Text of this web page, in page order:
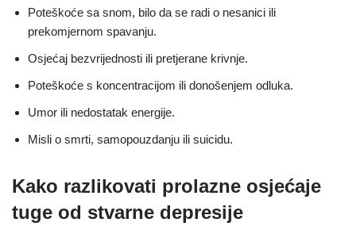
Poteškoće sa snom, bilo da se radi o nesanici ili
prekomjernom spavanju.
Osjećaj bezvrijednosti ili pretjerane krivnje.
Poteškoće s koncentracijom ili donošenjem odluka.
Umor ili nedostatak energije.
Misli o smrti, samopouzdanju ili suicidu.
Kako razlikovati prolazne osjećaje
tuge od stvarne depresije